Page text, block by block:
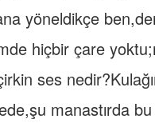
yöneldikçe
hiçbir çare
ses
manastırda